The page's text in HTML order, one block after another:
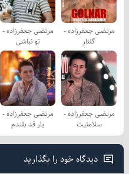
مرتضی جعفرزاده -
گلنار
مرتضی جعفرزاده -
تو نباشی
مرتضی جعفرزاده -
سلامتیت
مرتضی جعفرزاده -
یار قد بلندم
دیدگاه خود را بگذارید